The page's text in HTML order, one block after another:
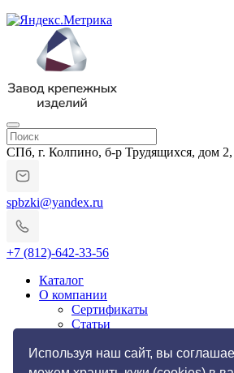
Используя наш сайт, вы
СПб, г. Колпино, б-р Трудящихся, дом
spbzki@yandex.ru
+7 (812)-642-33-56
Каталог
О компании
Сертификаты
Статьи
Импортозамещение
Услуги